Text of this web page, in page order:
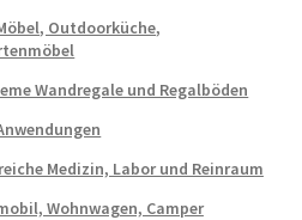
Outdoorküche,
Wandregale und Regalböden
Medizin, Labor und Reinraum
Wohnwagen, Camper